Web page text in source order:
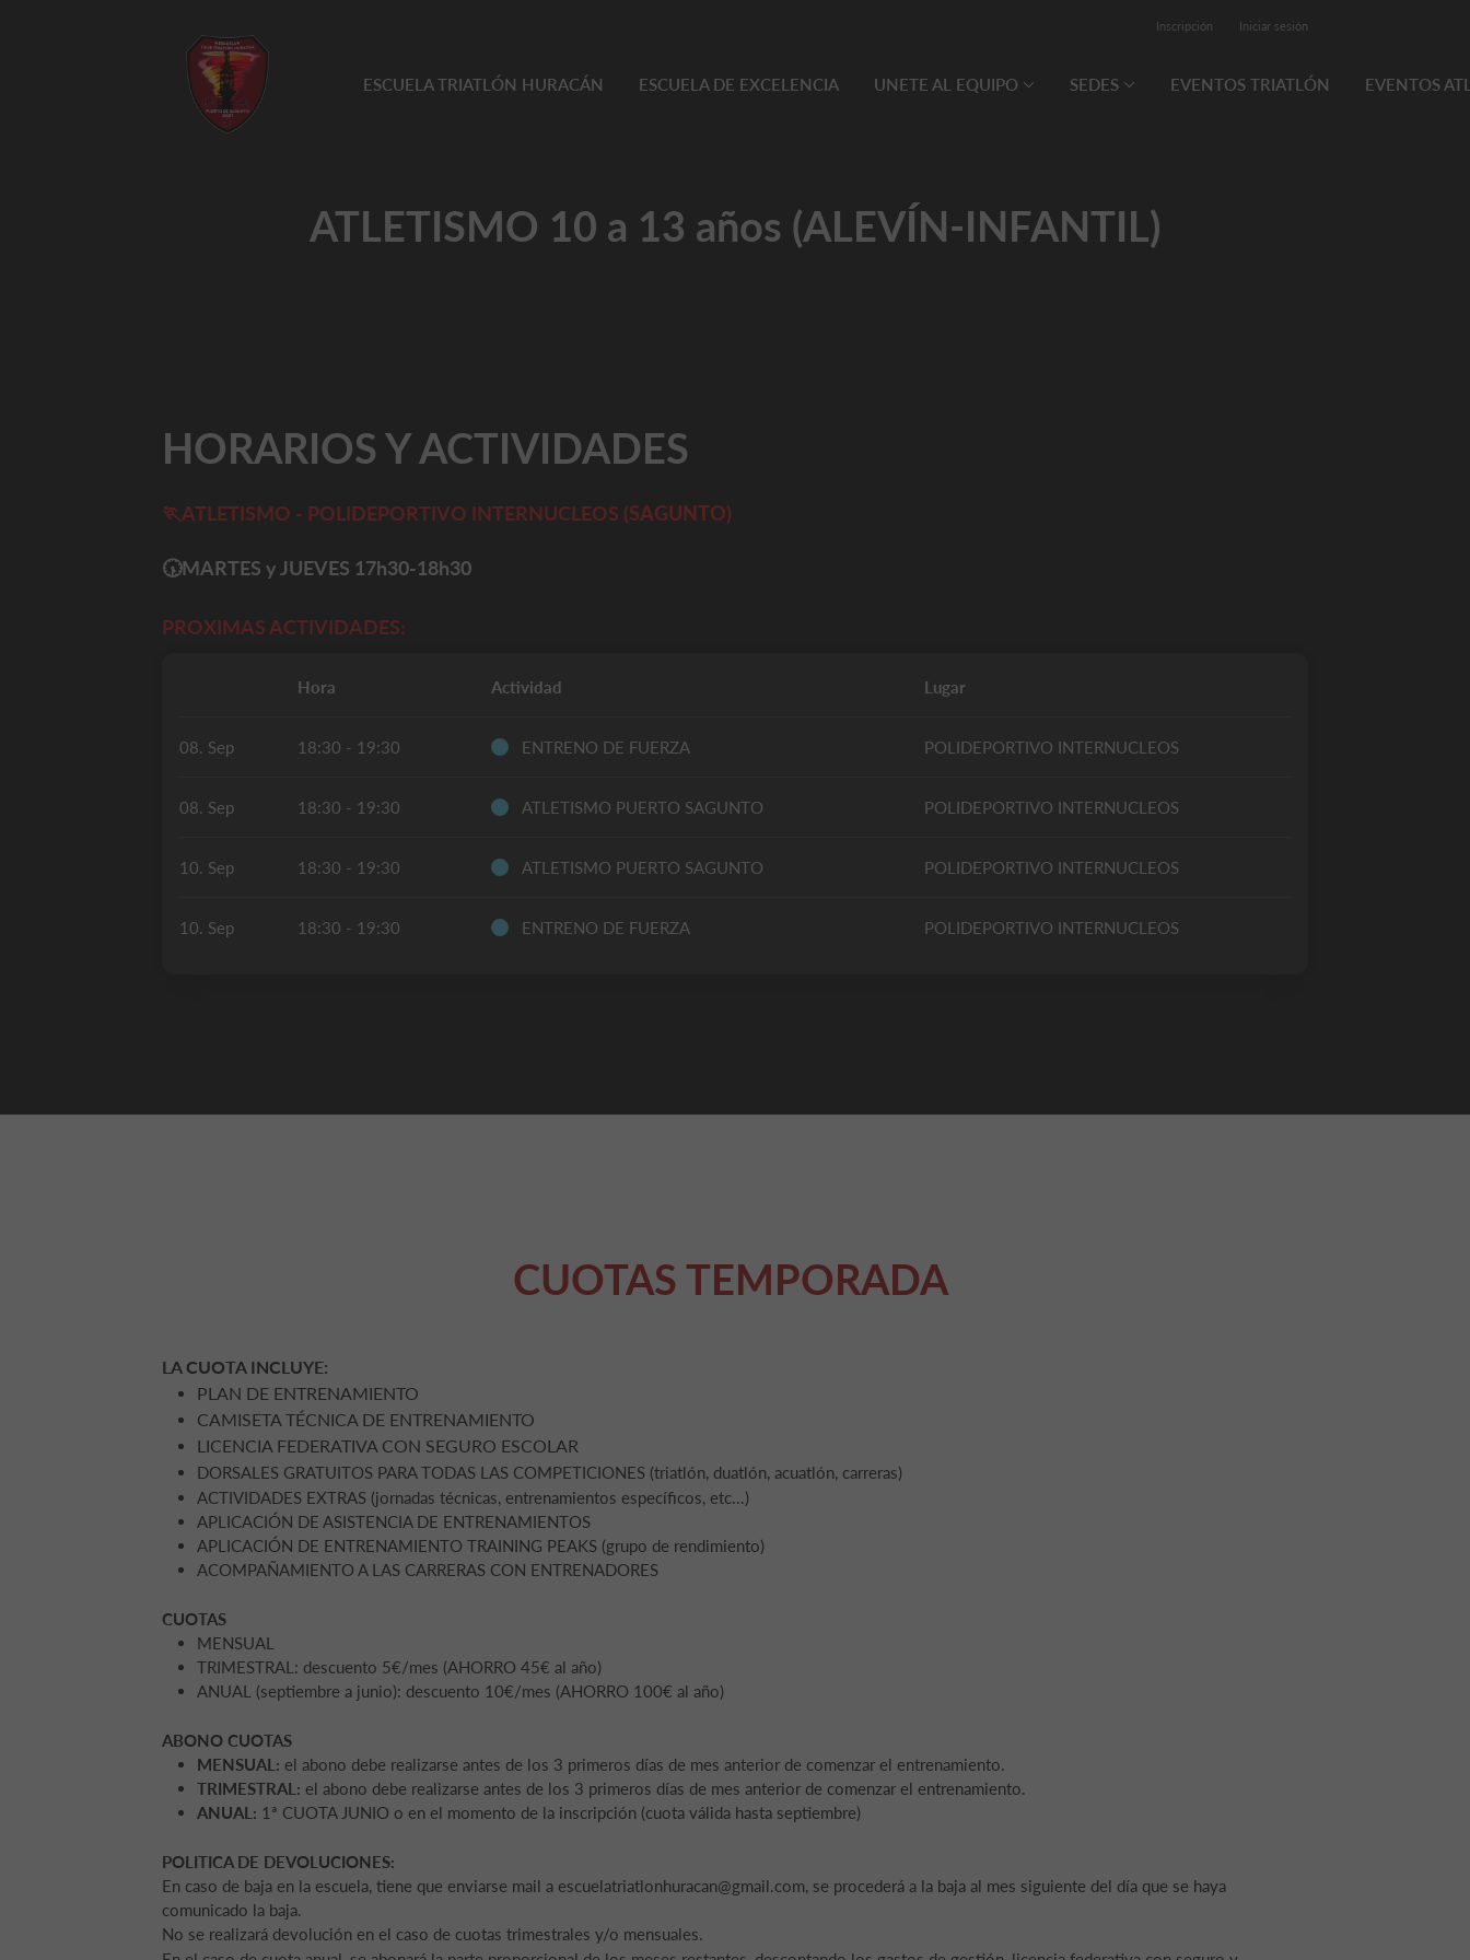
Inscripción Iniciar sesión
ESCUELA TRIATLÓN HURACÁN ESCUELA DE EXCELENCIA UNETE AL EQUIPO SEDES EVENTOS TRIATLÓN EVENTOS
ATLETISMO 10 a 13 años (ALEVÍN-INFANTIL)
HORARIOS Y ACTIVIDADES
🏃ATLETISMO - POLIDEPORTIVO INTERNUCLEOS (SAGUNTO)
🕠MARTES y JUEVES 17h30-18h30
PROXIMAS ACTIVIDADES:
Hora Actividad Lugar
08. Sep 18:30 - 19:30 ENTRENO DE FUERZA POLIDEPORTIVO INTERNUCLEOS
08. Sep 18:30 - 19:30 ATLETISMO PUERTO SAGUNTO POLIDEPORTIVO INTERNUCLEOS
10. Sep 18:30 - 19:30 ATLETISMO PUERTO SAGUNTO POLIDEPORTIVO INTERNUCLEOS
10. Sep 18:30 - 19:30 ENTRENO DE FUERZA POLIDEPORTIVO INTERNUCLEOS
CUOTAS TEMPORADA
LA CUOTA INCLUYE:
PLAN DE ENTRENAMIENTO
CAMISETA TÉCNICA DE ENTRENAMIENTO
LICENCIA FEDERATIVA CON SEGURO ESCOLAR
DORSALES GRATUITOS PARA TODAS LAS COMPETICIONES (triatlón, duatlón, acuatlón, carreras)
ACTIVIDADES EXTRAS (jornadas técnicas, entrenamientos específicos, etc...)
APLICACIÓN DE ASISTENCIA DE ENTRENAMIENTOS
APLICACIÓN DE ENTRENAMIENTO TRAINING PEAKS (grupo de rendimiento)
ACOMPAÑAMIENTO A LAS CARRERAS CON ENTRENADORES
CUOTAS
MENSUAL
TRIMESTRAL: descuento 5€/mes (AHORRO 45€ al año)
ANUAL (septiembre a junio): descuento 10€/mes (AHORRO 100€ al año)
ABONO CUOTAS
MENSUAL: el abono debe realizarse antes de los 3 primeros días de mes anterior de comenzar el entrenamiento.
TRIMESTRAL: el abono debe realizarse antes de los 3 primeros días de mes anterior de comenzar el entrenamiento.
ANUAL: 1ª CUOTA JUNIO o en el momento de la inscripción (cuota válida hasta septiembre)
POLITICA DE DEVOLUCIONES:
En caso de baja en la escuela, tiene que enviarse mail a escuelatriatlonhuracan@gmail.com, se procederá a la baja al mes siguiente del día que se haya
comunicado la baja.
No se realizará devolución en el caso de cuotas trimestrales y/o mensuales.